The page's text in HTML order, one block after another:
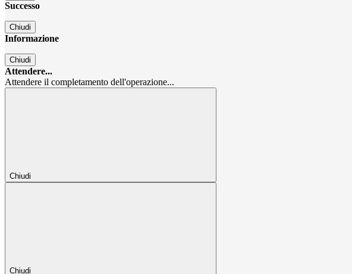
Successo
Chiudi
Informazione
Chiudi
Attendere...
Attendere il completamento dell'operazione...
Chiudi
Chiudi